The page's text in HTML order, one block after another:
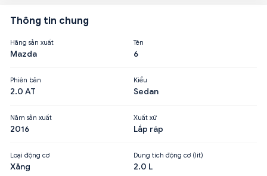
Thông tin chung
Hãng sản xuất
Mazda
Tên
6
Phiên bản
2.0 AT
Kiểu
Sedan
Năm sản xuất
2016
Xuất xứ
Lắp ráp
Loại động cơ
Xăng
Dung tích động cơ (lít)
2.0 L